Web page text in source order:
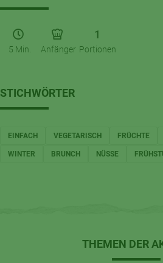
5 Min. Anfänger
1
Portionen
STICHWÖRTER
EINFACH VEGETARISCH FRÜCHTE
WINTER BRUNCH NÜSSE
THEMEN DER